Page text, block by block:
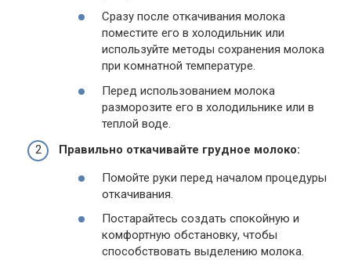
Сразу после откачивания молока
поместите его в холодильник или
используйте методы сохранения молока
при комнатной температуре.
Перед использованием молока
разморозите его в холодильнике или в
теплой воде.
Правильно откачивайте грудное молоко:
Помойте руки перед началом процедуры
откачивания.
Постарайтесь создать спокойную и
комфортную обстановку, чтобы
способствовать выделению молока.